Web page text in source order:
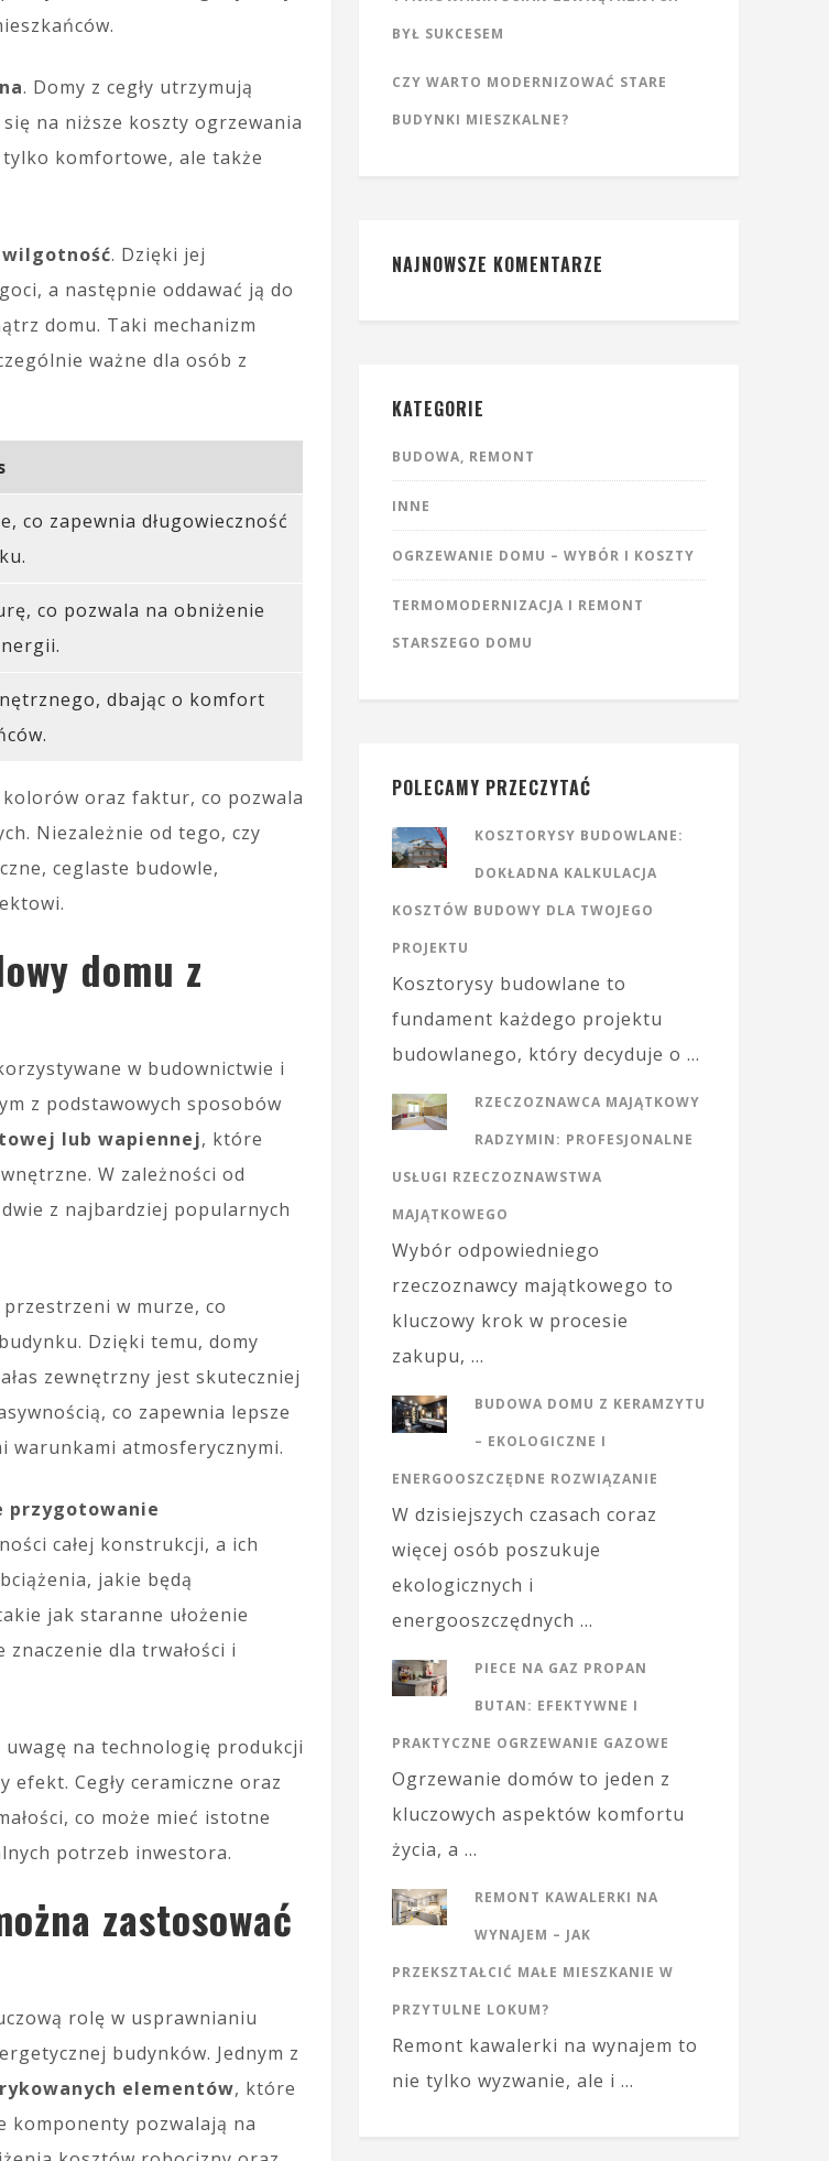
. Domy z cegły utrzymują
na niższe koszty ogrzewania
komfortowe, ale także
wilgotność. Dzięki jej
a następnie oddawać ją do
domu. Taki mechanizm
ważne dla osób z
co zapewnia długowieczność
co pozwala na obniżenie
dbając o komfort
oraz faktur, co pozwala
Niezależnie od tego, czy
ceglaste budowle,
domu z
w budownictwie i
z podstawowych sposobów
lub wapiennej, które
W zależności od
z najbardziej popularnych
w murze, co
Dzięki temu, domy
zewnętrzny jest skuteczniej
co zapewnia lepsze
warunkami atmosferycznymi.
przygotowanie
całej konstrukcji, a ich
jakie będą
jak staranne ułożenie
dla trwałości i
uwagę na technologię produkcji
efekt. Cegły ceramiczne oraz
co może mieć istotne
potrzeb inwestora.
zastosować
rolę w usprawnianiu
budynków. Jednym z
elementów, które
komponenty pozwalają na
BYŁ SUKCESEM
CZY WARTO MODERNIZOWAĆ STARE
BUDYNKI MIESZKALNE?
NAJNOWSZE KOMENTARZE
KATEGORIE
BUDOWA, REMONT
INNE
OGRZEWANIE DOMU – WYBÓR I KOSZTY
TERMOMODERNIZACJA I REMONT
STARSZEGO DOMU
POLECAMY PRZECZYTAĆ
KOSZTORYSY BUDOWLANE:
DOKŁADNA KALKULACJA
KOSZTÓW BUDOWY DLA TWOJEGO
PROJEKTU
Kosztorysy budowlane to
fundament każdego projektu
budowlanego, który decyduje o …
RZECZOZNAWCA MAJĄTKOWY
RADZYMIN: PROFESJONALNE
USŁUGI RZECZOZNAWSTWA
MAJĄTKOWEGO
Wybór odpowiedniego
rzeczoznawcy majątkowego to
kluczowy krok w procesie
zakupu, …
BUDOWA DOMU Z KERAMZYTU
– EKOLOGICZNE I
ENERGOOSZCZĘDNE ROZWIĄZANIE
W dzisiejszych czasach coraz
więcej osób poszukuje
ekologicznych i
energooszczędnych …
PIECE NA GAZ PROPAN
BUTAN: EFEKTYWNE I
PRAKTYCZNE OGRZEWANIE GAZOWE
Ogrzewanie domów to jeden z
kluczowych aspektów komfortu
życia, a …
REMONT KAWALERKI NA
WYNAJEM – JAK
PRZEKSZTAŁCIĆ MAŁE MIESZKANIE W
PRZYTULNE LOKUM?
Remont kawalerki na wynajem to
nie tylko wyzwanie, ale i …